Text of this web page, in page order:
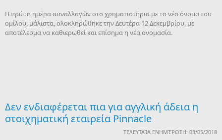
Η πρώτη ημέρα συναλλαγών στο χρηματιστήριο με το νέο όνομα του
ομίλου, μάλιστα, ολοκληρώθηκε την Δευτέρα 12 Δεκεμβρίου, με
αποτέλεσμα να καθιερωθεί και επίσημα η νέα ονομασία.
Δεν ενδιαφέρεται πια για αγγλική άδεια η
στοιχηματική εταιρεία Pinnacle
ΤΕΛΕΥΤΑΊΑ ΕΝΗΜΈΡΩΣΗ: 03/05/2018